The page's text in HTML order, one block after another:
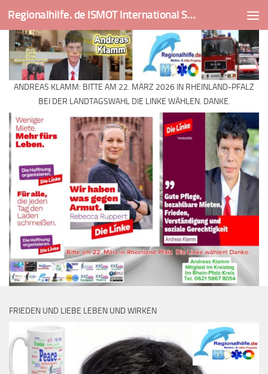
Skip to content Regionalhilfe. de ISMOT International Social And Medical Outreach Team
ANDREAS KLAMM: BITTE AM 22. MÄRZ 2026 IN RHEINLAND-PFALZ
BEI DER LANDTAGSWAHL DIE LINKE WÄHLEN. DANKE.
FRIEDEN UND LIEBE LEBEN UND WIRKEN